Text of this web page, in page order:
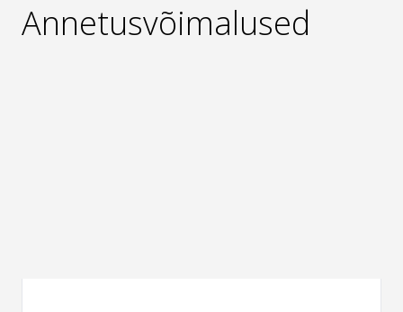
Annetusvõimalused